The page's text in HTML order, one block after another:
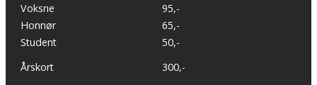
Voksne
Honnør
Student
95,-
65,-
50,-
Årskort
300,-